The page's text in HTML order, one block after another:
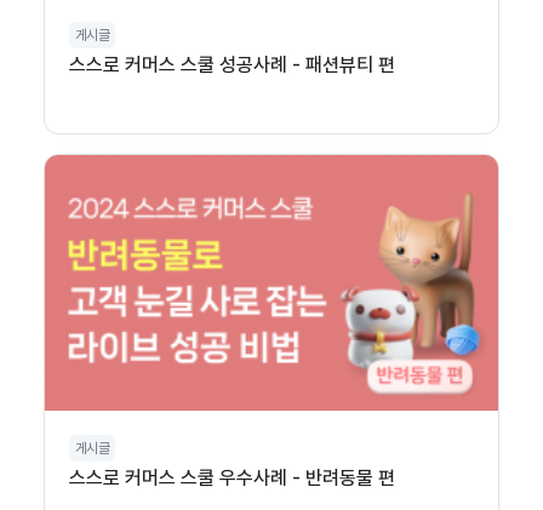
게시글
스스로 커머스 스쿨 성공사례 - 패션뷰티 편
게시글
스스로 커머스 스쿨 우수사례 - 반려동물 편